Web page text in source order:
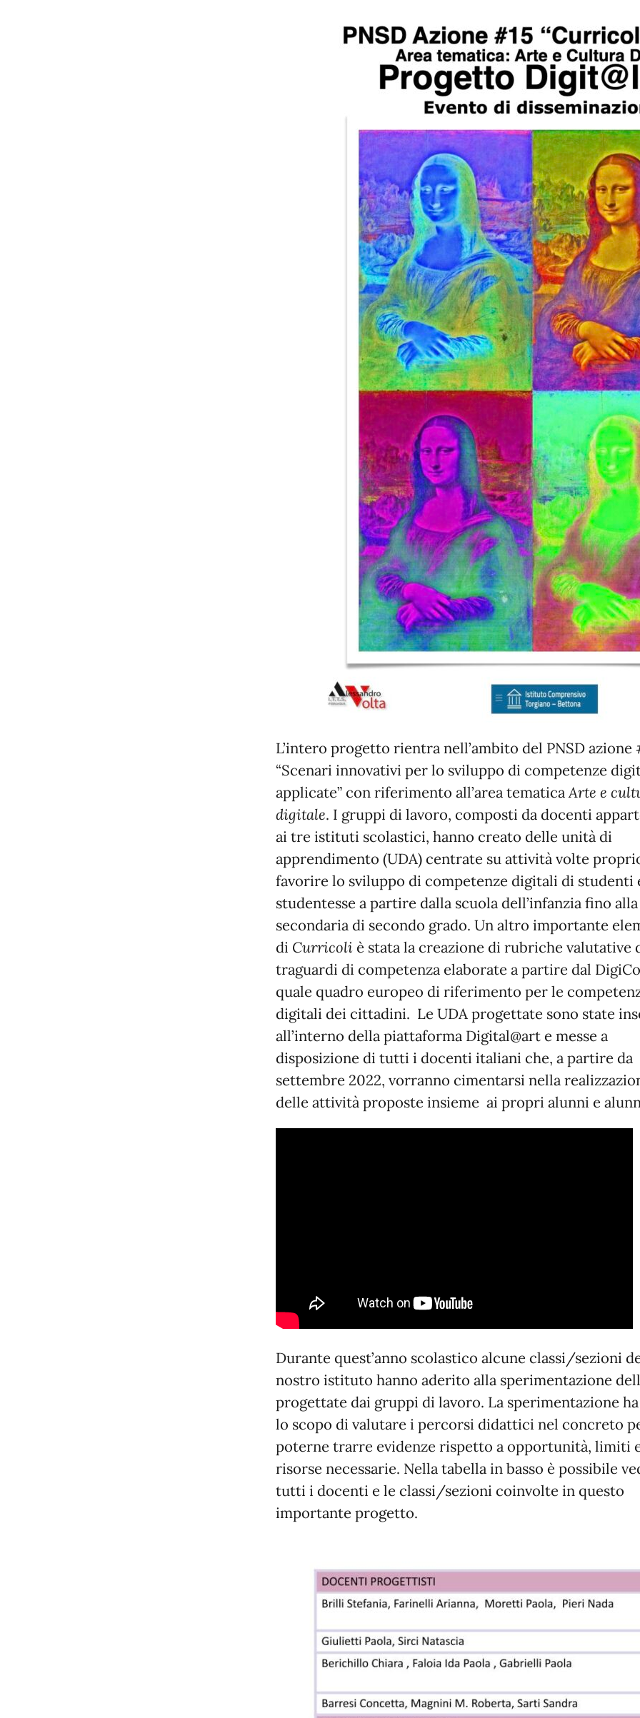
L’intero progetto rientra nell’ambito del PNSD azione
“Scenari innovativi per lo sviluppo di competenze
applicate” con riferimento all’area tematicaArte e
digitale. I gruppi di lavoro, composti da docenti
ai tre istituti scolastici, hanno creato delle unità di
apprendimento (UDA) centrate su attività volte
favorire lo sviluppo di competenze digitali di studenti
studentesse a partire dalla scuola dell’infanzia fino alla
secondaria di secondo grado. Un altro importante
di Curricoli è stata la creazione di rubriche valutative
traguardi di competenza elaborate a partire dal
quale quadro europeo di riferimento per le
digitali dei cittadini. Le UDA progettate sono state
all’interno della piattaforma Digital@art e messe a
disposizione di tutti i docenti italiani che, a partire da
settembre 2022, vorranno cimentarsi nella
delle attività proposte insieme ai propri alunni e
Durante quest’anno scolastico alcune classi/sezioni
nostro istituto hanno aderito alla sperimentazione
progettate dai gruppi di lavoro. La sperimentazione
lo scopo di valutare i percorsi didattici nel concreto
poterne trarre evidenze rispetto a opportunità, limiti
risorse necessarie. Nella tabella in basso è possibile
tutti i docenti e le classi/sezioni coinvolte in questo
importante progetto.